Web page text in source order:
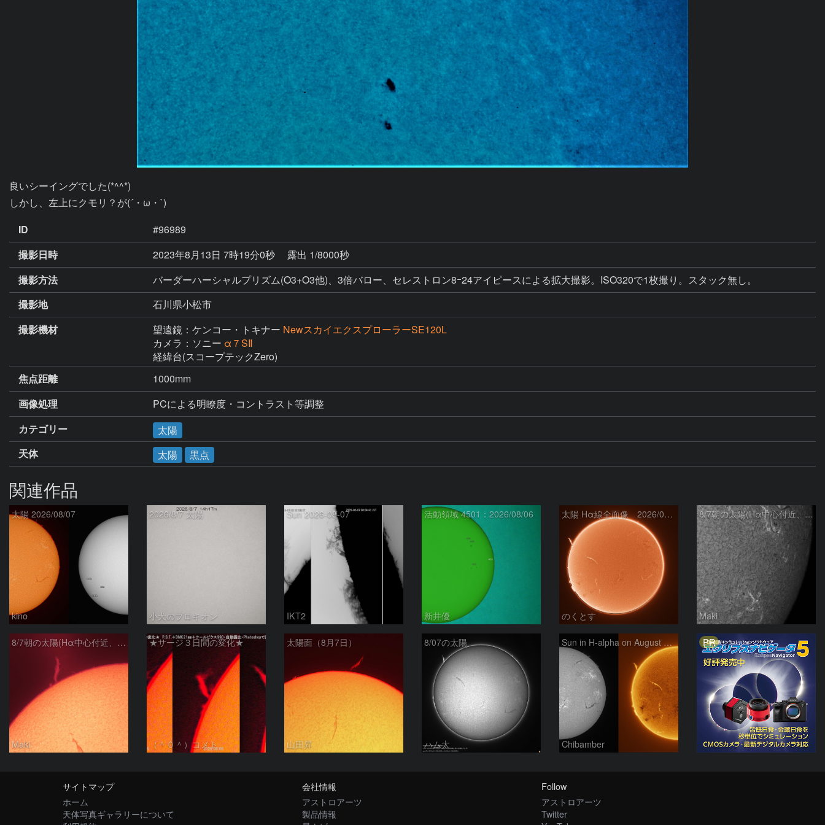
良いシーイングでした(*^^*)
しかし、左上にクモリ？が(´・ω・`)
ID
#96989
撮影日時
2023年8月13日 7時19分0秒
露出 1/8000秒
撮影方法
バーダーハーシャルプリズム(O3+O3他)、3倍バロー、セレストロン8ｰ24アイピースによる拡大撮影。ISO320で1枚撮り。スタック無し。
撮影地
石川県小松市
撮影機材
望遠鏡：ケンコー・トキナー NewスカイエクスプローラーSE120L
カメラ：ソニー α７SⅡ
経緯台(スコープテックZero)
焦点距離
1000mm
画像処理
PCによる明瞭度・コントラスト等調整
カテゴリー
太陽
天体
太陽 黒点
関連作品
太陽 2026/08/07
kino
2026/8/7 太陽
小犬のプロキオン
Sun 2026-08-07
IKT2
活動領域 4501：2026/08/06
新井優
太陽 Hα線全面像 2026/08/07
のくとす
8/7朝の太陽(Hα中心付近、4498、4502付近)
Maki
8/7朝の太陽(Hα中心付近、プロミネンス)
Maki
★サージ３日間の変化★
（＾０＾）コメト
太陽面（8月7日）
山田昇
8/07の太陽
ハム太
Sun in H-alpha on August 7, 2026
Chibamber
PR
サイトマップ
ホーム
天体写真ギャラリーについて
会社情報
アストロアーツ
製品情報
Follow
アストロアーツ
Twitter